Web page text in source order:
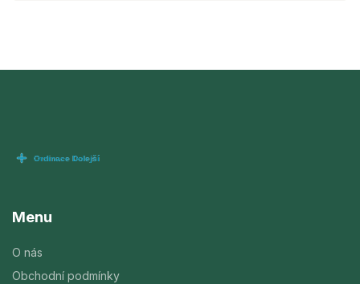
Menu
O nás
Obchodní podmínky